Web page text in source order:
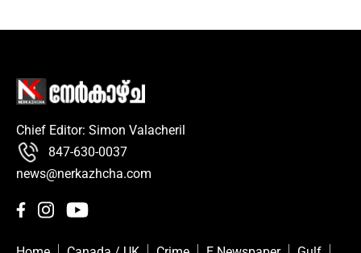
Chief Editor: Simon Valacheril
847-630-0037
news@nerkazhcha.com